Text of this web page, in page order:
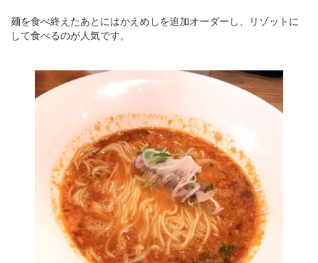
麺を食べ終えたあとにはかえめしを追加オーダーし、リゾットに
して食べるのが人気です。